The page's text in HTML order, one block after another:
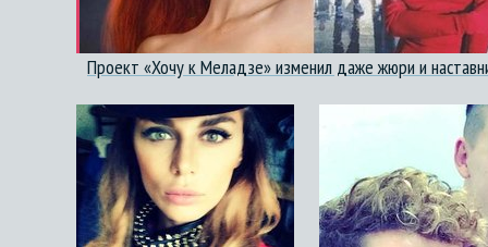
Проект «Хочу к Меладзе» изменил даже жюри и